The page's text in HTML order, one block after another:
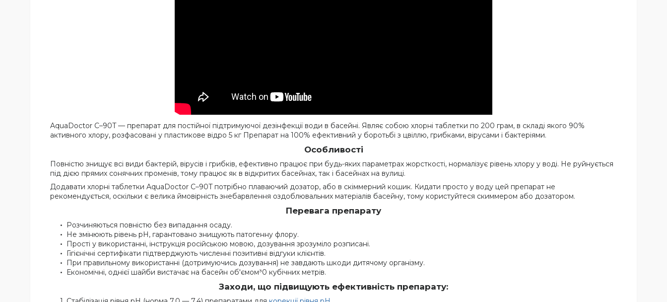
AquaDoctor C–90T — препарат для постійної підтримуючої дезінфекції води в басейні. Являє собою хлорні таблетки по 200 грам, в складі якого 90%
активного хлору, розфасовані у пластикове відро 5 кг Препарат на 100% ефективний у боротьбі з цвіллю, грибками, вірусами і бактеріями.
Особливості
Повністю знищує всі види бактерій, вірусів і грибків, ефективно працює при будь-яких параметрах жорсткості, нормалізує рівень хлору у воді. Не руйнується
під дією прямих сонячних променів, тому працює як в відкритих басейнах, так і басейнах на вулиці.
Додавати хлорні таблетки AquaDoctor C–90T потрібно плаваючий дозатор, або в скіммерний кошик. Кидати просто у воду цей препарат не
рекомендується, оскільки є велика ймовірність знебарвлення оздоблювальних матеріалів басейну, тому користуйтеся скиммером або дозатором.
Перевага препарату
Розчиняються повністю без випадання осаду.
Не змінюють рівень pH, гарантовано знищують патогенну флору.
Прості у використанні, інструкція російською мовою, дозування зрозуміло розписані.
Гігієнічні сертифікати підтверджують численні позитивні відгуки клієнтів.
При правильному використанні (дотримуючись дозування) не завдають шкоди дитячому організму.
Економічні, однієї шайби вистачає на басейн об'ємом³0 кубічних метрів.
Заходи, що підвищують ефективність препарату: